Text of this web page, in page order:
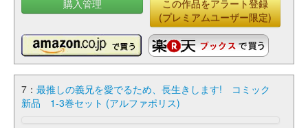
購入管理
この作品をアラート登録
(プレミアムユーザー限定)
7： 最推しの義兄を愛でるため、長生きします! コミック
新品 1-3巻セット (アルファポリス)